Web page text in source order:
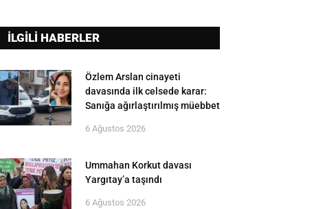
İLGİLİ HABERLER
Özlem Arslan cinayeti
davasında ilk celsede karar:
Sanığa ağırlaştırılmış müebbet
6 Ağustos 2026
Ummahan Korkut davası
Yargıtay’a taşındı
6 Ağustos 2026